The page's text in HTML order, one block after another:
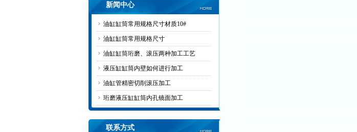
新闻中心
油缸缸筒常用规格尺寸材质10#
油缸缸筒常用规格尺寸
油缸缸筒珩磨、滚压两种加工工艺
液压缸缸筒内壁如何进行加工
油缸管精密切削滚压加工
珩磨液压缸缸筒内孔镜面加工
联系方式